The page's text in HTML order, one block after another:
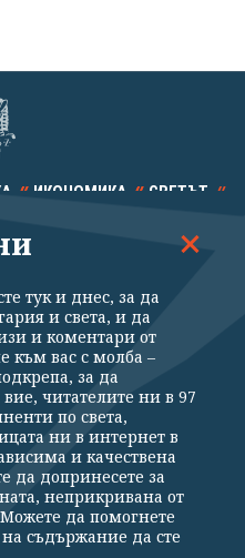
ИКОНОМИКА СВЕТЪТ
КАЛЕЙДОСКОП
за поверителност
Контакти
За Клуб Z
ни
Медия“ ЕООД, София, ул. "Алеко
тук и днес, за да
и света, и да
и коментари от
към вас с молба –
за да
читателите ни в 97
по света,
ни в интернет в
и качествена
да допринесете за
неприкривана от
да помогнете
съдържание да сте